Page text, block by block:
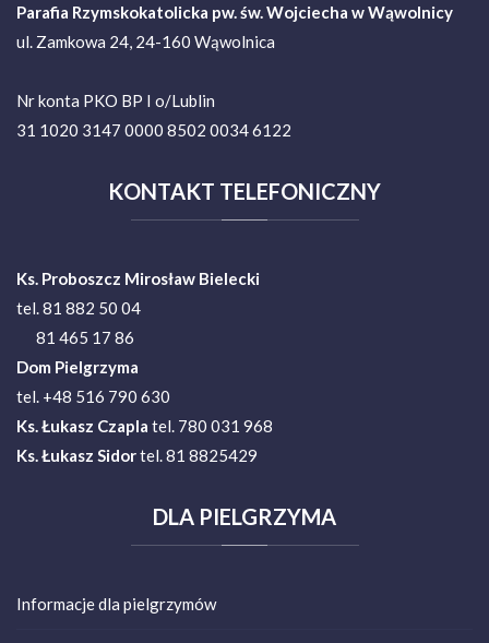
Parafia Rzymskokatolicka pw. św. Wojciecha w Wąwolnicy
ul. Zamkowa 24, 24-160 Wąwolnica
Nr konta PKO BP I o/Lublin
31 1020 3147 0000 8502 0034 6122
KONTAKT TELEFONICZNY
Ks. Proboszcz Mirosław Bielecki
tel. 81 882 50 04
81 465 17 86
Dom Pielgrzyma
tel. +48 516 790 630
Ks.Łukasz Czapla tel. 780 031 968
Ks. Łukasz Sidortel. 81 8825429
DLA PIELGRZYMA
Informacje dla pielgrzymów